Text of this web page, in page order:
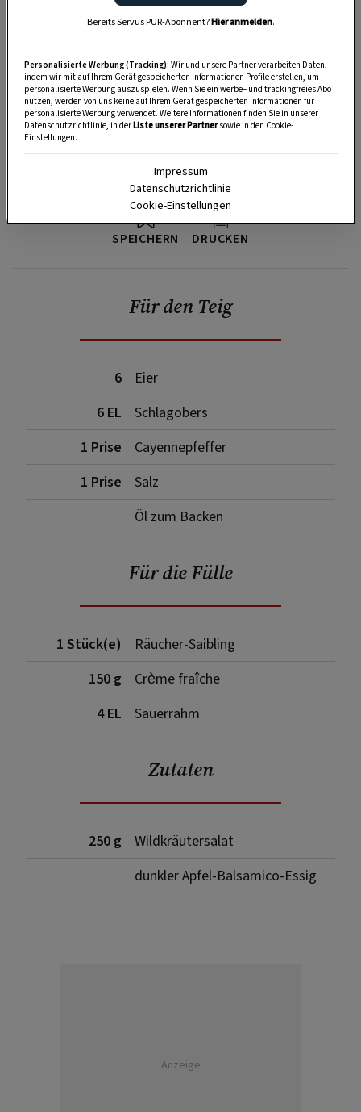
SPEICHERN DRUCKEN
Für den Teig
6
Eier
6 EL
Schlagobers
1 Prise
Cayennepfeffer
1 Prise
Salz
Öl zum Backen
Für die Fülle
1 Stück(e)
Räucher-Saibling
150 g
Crème fraîche
4 EL
Sauerrahm
Zutaten
250 g
Wildkräutersalat
dunkler Apfel-Balsamico-Essig
Anzeige
Bereits Servus PUR-Abonnent?Hier anmelden.
Personalisierte Werbung (Tracking): Wir und unsere Partner verarbeiten Daten,
indem wir mit auf Ihrem Gerät gespeicherten Informationen Profile erstellen, um
personalisierte Werbung auszuspielen. Wenn Sie ein werbe– und trackingfreies Abo
nutzen, werden von uns keine auf Ihrem Gerät gespeicherten Informationen für
personalisierte Werbung verwendet. Weitere Informationen finden Sie in unserer
Datenschutzrichtlinie, in derListe unserer Partnersowie in den Cookie-
Einstellungen.
Impressum
Datenschutzrichtlinie
Cookie-Einstellungen